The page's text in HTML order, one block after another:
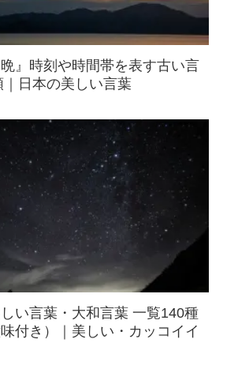
晩』時刻や時間帯を表す古い言
日本の美しい言葉
しい言葉・大和言葉 一覧140種
付き）｜美しい・カッコイイ